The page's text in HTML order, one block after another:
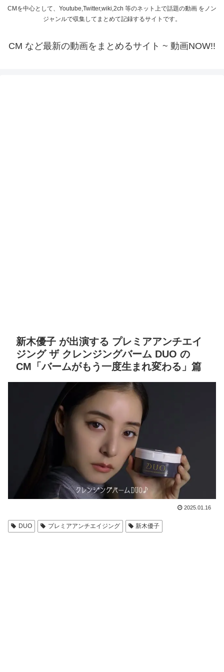
CMを中心として、Youtube,Twitter,wiki,2ch 等のネット上で話題の動画 をノン
ジャンルで収集してまとめて記録するサイトです。
CM など最新の動画をまとめるサイト ~ 動画NOW!!
新木優子 が出演する プレミアアンチエイ
ジング ザ クレンジングバーム DUO の
CM「バームがもう一度生まれ変わる」篇
2025.01.16
DUO プレミアアンチエイジング 新木優子